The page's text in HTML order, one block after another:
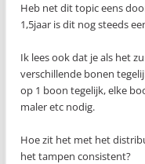
Heb net dit topic eens
1,5jaar is dit nog steeds
Ik lees ook dat je als het
verschillende bonen
op 1 boon tegelijk, elke
maler etc nodig.
Hoe zit het met het
het tampen consistent?